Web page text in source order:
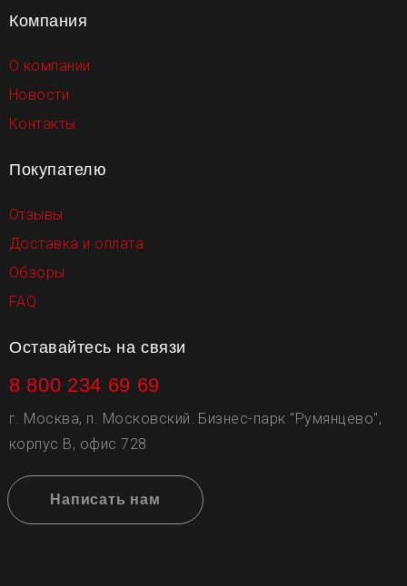
Компания
О компании
Новости
Контакты
Покупателю
Отзывы
Доставка и оплата
Обзоры
FAQ
Оставайтесь на связи
8 800 234 69 69
г. Москва, п. Московский. Бизнес-парк "Румянцево",
корпус В, офис 728
Написать нам